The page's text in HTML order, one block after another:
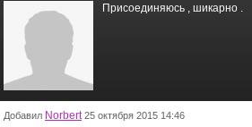
Присоединяюсь , шикарно .
Добавил Norbert 25 октября 2015 14:46